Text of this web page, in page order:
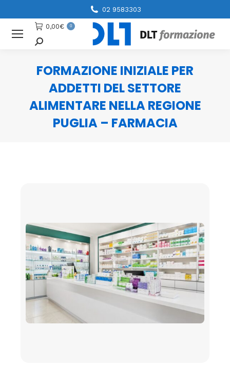
02 9583303
0,00€ 0
Cerca
FORMAZIONE INIZIALE PER
ADDETTI DEL SETTORE
ALIMENTARE NELLA REGIONE
PUGLIA – FARMACIA